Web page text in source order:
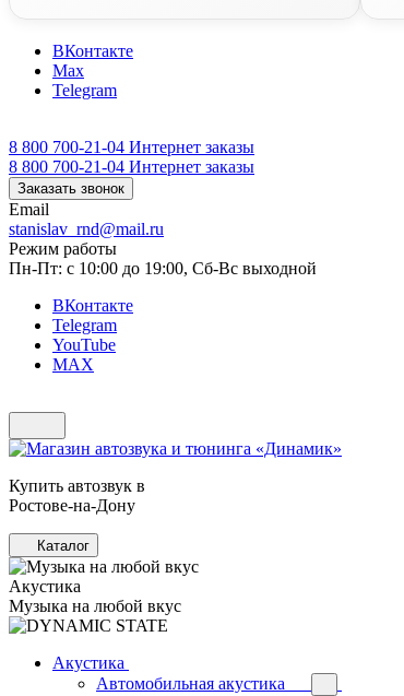
ВКонтакте
Max
Telegram
8 800 700-21-04 Интернет заказы
8 800 700-21-04 Интернет заказы
Заказать звонок
Email
stanislav_rnd@mail.ru
Режим работы
Пн-Пт: с 10:00 до 19:00, Сб-Вс выходной
ВКонтакте
Telegram
YouTube
MAX
Купить автозвук в
Ростове-на-Дону
Каталог
Акустика
Музыка на любой вкус
Акустика
Автомобильная акустика